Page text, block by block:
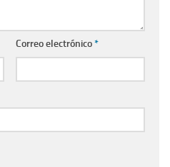
Correo electrónico*